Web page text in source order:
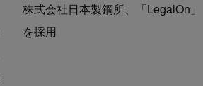
株式会社日本製鋼所、「LegalOn」
を採用